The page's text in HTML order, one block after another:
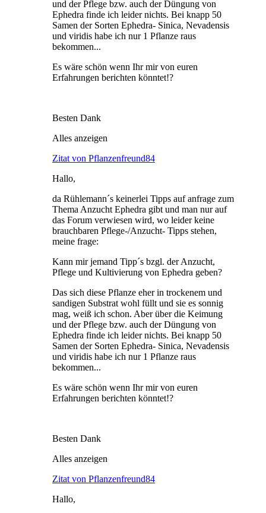
und der Pflege bzw. auch der Düngung von
Ephedra finde ich leider nichts. Bei knapp 50
Samen der Sorten Ephedra- Sinica, Nevadensis
und viridis habe ich nur 1 Pflanze raus
bekommen...
Es wäre schön wenn Ihr mir von euren
Erfahrungen berichten könntet!?
Besten Dank
Alles anzeigen
Zitat von Pflanzenfreund84
Hallo,
da Rühlemann´s keinerlei Tipps auf anfrage zum
Thema Anzucht Ephedra gibt und man nur auf
das Forum verwiesen wird, wo leider keine
brauchbaren Pflege-/Anzucht- Tipps stehen,
meine frage:
Kann mir jemand Tipp´s bzgl. der Anzucht,
Pflege und Kultivierung von Ephedra geben?
Das sich diese Pflanze eher in trockenem und
sandigen Substrat wohl füllt und sie es sonnig
mag, weiß ich schon. Aber über die Keimung
und der Pflege bzw. auch der Düngung von
Ephedra finde ich leider nichts. Bei knapp 50
Samen der Sorten Ephedra- Sinica, Nevadensis
und viridis habe ich nur 1 Pflanze raus
bekommen...
Es wäre schön wenn Ihr mir von euren
Erfahrungen berichten könntet!?
Besten Dank
Alles anzeigen
Zitat von Pflanzenfreund84
Hallo,